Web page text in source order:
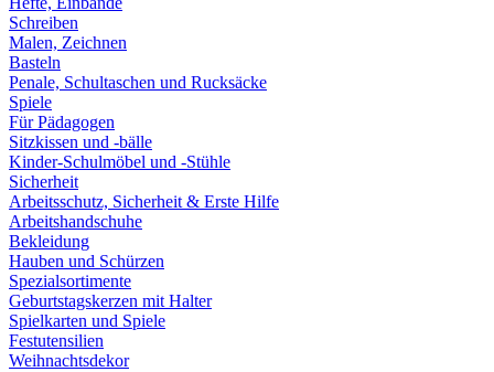
Schreiben
Malen, Zeichnen
Basteln
Penale, Schultaschen und Rucksäcke
Spiele
Für Pädagogen
Sitzkissen und -bälle
Kinder-Schulmöbel und -Stühle
Sicherheit
Arbeitsschutz, Sicherheit & Erste Hilfe
Arbeitshandschuhe
Bekleidung
Hauben und Schürzen
Spezialsortimente
Geburtstagskerzen mit Halter
Spielkarten und Spiele
Festutensilien
Weihnachtsdekor